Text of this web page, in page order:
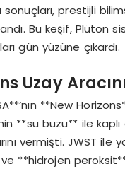
sonuçları, prestijli
Bu keşif, Plüton
gün yüzüne çıkardı.
Uzay
**New
**su buzu** ile
vermişti. JWST
**hidrojen peroksit**